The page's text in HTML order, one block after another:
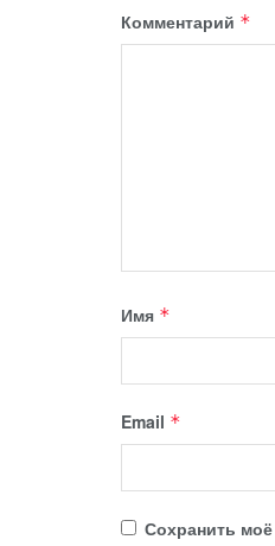
Комментарий *
Имя *
Email *
Сохранить